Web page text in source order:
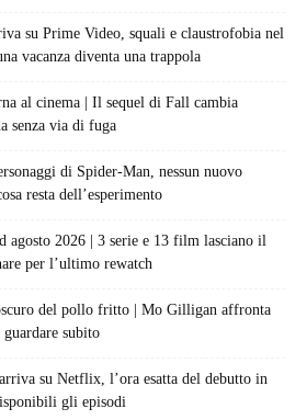
su Prime Video, squali e claustrofobia nel
vacanza diventa una trappola
al cinema | Il sequel di Fall cambia
senza via di fuga
di Spider-Man, nessun nuovo
resta dell’esperimento
2026 | 3 serie e 13 film lasciano il
per l’ultimo rewatch
del pollo fritto | Mo Gilligan affronta
subito
su Netflix, l’ora esatta del debutto in
gli episodi